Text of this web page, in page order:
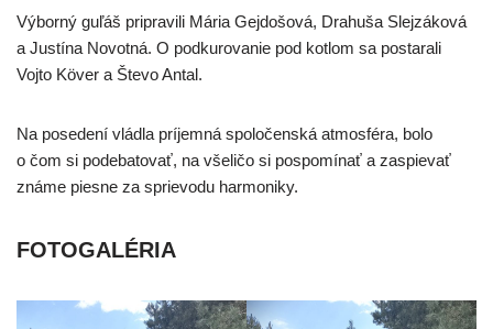
Výborný guľáš pripravili Mária Gejdošová, Drahuša Slejzáková
a Justína Novotná. O podkurovanie pod kotlom sa postarali
Vojto Köver a Števo Antal.
Na posedení vládla príjemná spoločenská atmosféra, bolo
o čom si podebatovať, na všeličo si pospomínať a zaspievať
známe piesne za sprievodu harmoniky.
FOTOGALÉRIA